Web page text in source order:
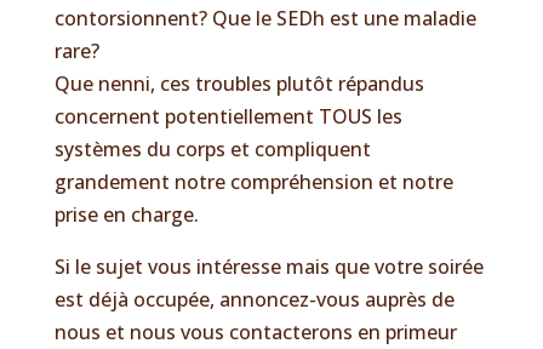
contorsionnent? Que le SEDh est une maladie
rare?
Que nenni, ces troubles plutôt répandus
concernent potentiellement TOUS les
systèmes du corps et compliquent
grandement notre compréhension et notre
prise en charge.
Si le sujet vous intéresse mais que votre soirée
est déjà occupée, annoncez-vous auprès de
nous et nous vous contacterons en primeur